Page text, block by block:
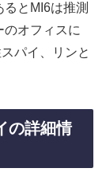
とMI6は推測
のオフィスに
パイ、リンと
の詳細情